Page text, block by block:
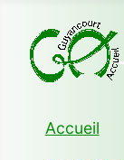
Accueil